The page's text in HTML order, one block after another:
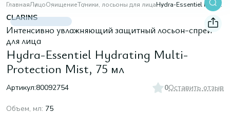
ГлавнаяЛицоОчищениеТоники, лосьоны для лица Hydra-Essentiel Hydrating Multi-Protection Mist, 75 мл
CLARINS
Интенсивно увлажняющий защитный лосьон-спрей
для лица
Hydra-Essentiel Hydrating Multi-
Protection Mist, 75 мл
Артикул:80092754 0Оставить отзыв
Объем, мл: 75